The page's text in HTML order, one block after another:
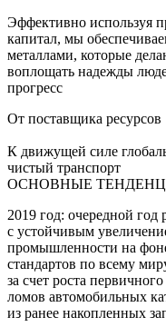
Эффективно используя
капитал, мы
металлами, которые
воплощать надежды
прогресс
От поставщика ресурсов
К движущей силе
чистый транспорт
ОСНОВНЫЕ
2019 год: очередной год
с устойчивым
промышленности на
стандартов по всему
за счет роста
ломов автомобильных
из ранее накопленных